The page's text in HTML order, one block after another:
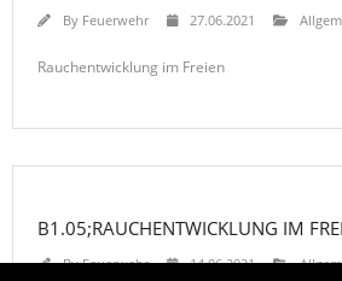
By Feuerwehr 27.06.2021
Rauchentwicklung im Freien
B1.05;RAUCHENTWICKLUNG IM FREI
ByFeuerwehr 14.06.2021